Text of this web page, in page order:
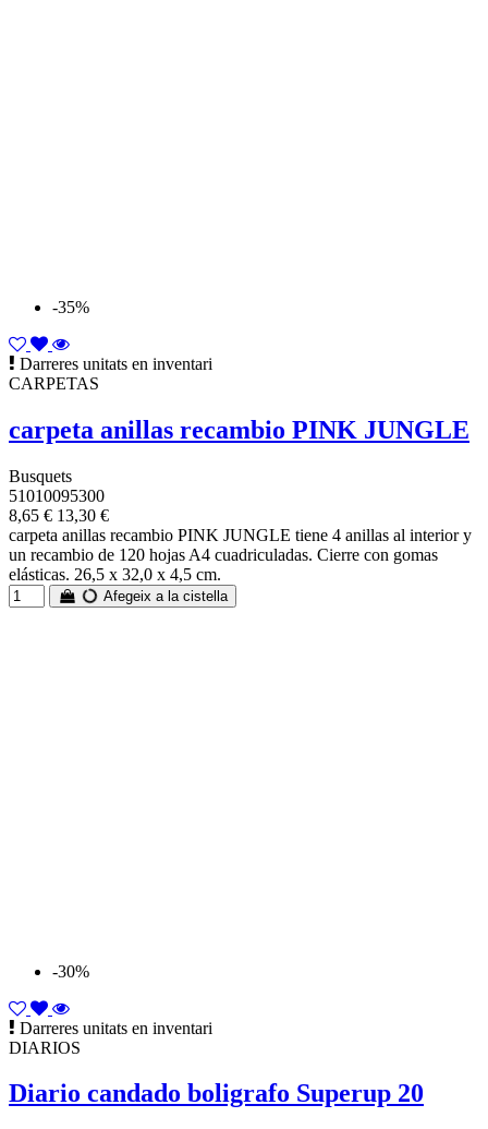
-35%
Darreres unitats en inventari
CARPETAS
carpeta anillas recambio PINK JUNGLE
Busquets
51010095300
8,65 € 13,30 €
carpeta anillas recambio PINK JUNGLE tiene 4 anillas al interior y
un recambio de 120 hojas A4 cuadriculadas. Cierre con gomas
elásticas. 26,5 x 32,0 x 4,5 cm.
Afegeix a la cistella
-30%
Darreres unitats en inventari
DIARIOS
Diario candado boligrafo Superup 20